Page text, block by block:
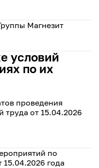
Магнезит
условий
по их
проведения
труда от 15.04.2026
по
года